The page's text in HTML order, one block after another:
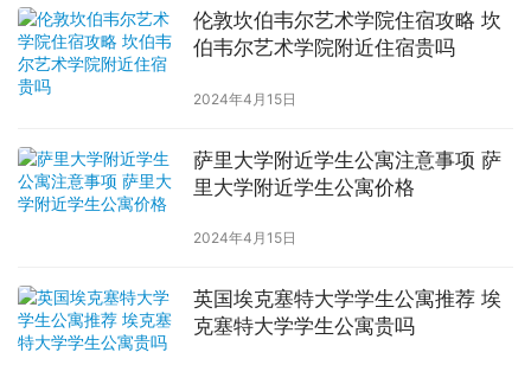
伦敦坎伯韦尔艺术学院住宿攻略 坎
伯韦尔艺术学院附近住宿贵吗
2024年4月15日
萨里大学附近学生公寓注意事项 萨
里大学附近学生公寓价格
2024年4月15日
英国埃克塞特大学学生公寓推荐 埃
克塞特大学学生公寓贵吗